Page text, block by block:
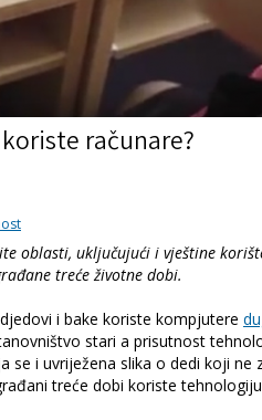
računare?
oblasti, uključujući i vještine
treće životne dobi.
i bake koriste kompjutere
stari a prisutnost
se i uvriježena slika o dedi koji ne
treće dobi koriste